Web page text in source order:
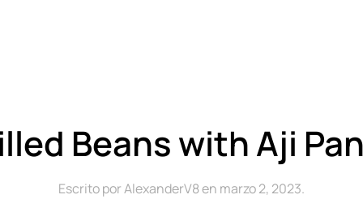
Beans with Aji
Escrito porAlexanderV8en marzo 2, 2023.